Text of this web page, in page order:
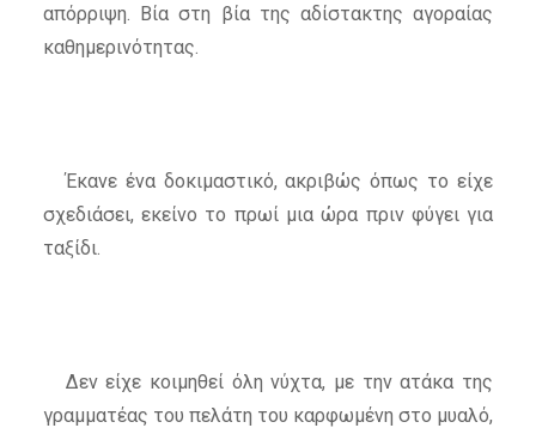
απόρριψη. Βία στη βία της αδίστακτης αγοραίας
καθημερινότητας.
Έκανε ένα δοκιμαστικό, ακριβώς όπως το είχε
σχεδιάσει, εκείνο το πρωί μια ώρα πριν φύγει για
ταξίδι.
Δεν είχε κοιμηθεί όλη νύχτα, με την ατάκα της
γραμματέας του πελάτη του καρφωμένη στο μυαλό,